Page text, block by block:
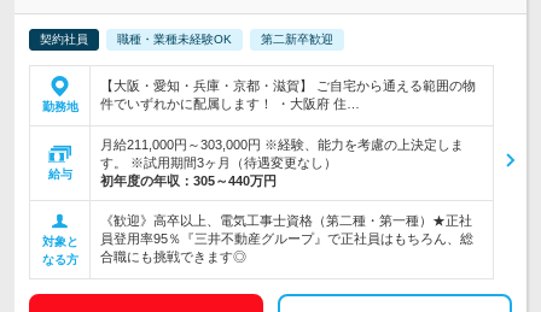
契約社員 職種・業種未経験OK 第二新卒歓迎
勤務地
【大阪・愛知・兵庫・京都・滋賀】 ご自宅から通える範囲の物
件でいずれかに配属します！ ・大阪府 住…
給与
月給211,000円～303,000円 ※経験、能力を考慮の上決定しま
す。 ※試用期間3ヶ月（待遇変更なし）
初年度の年収： 305～440万円
対象と
なる方
《歓迎》高卒以上、電気工事士資格（第二種・第一種）★正社
員登用率95％『三井不動産グループ』で正社員はもちろん、総
合職にも挑戦できます◎